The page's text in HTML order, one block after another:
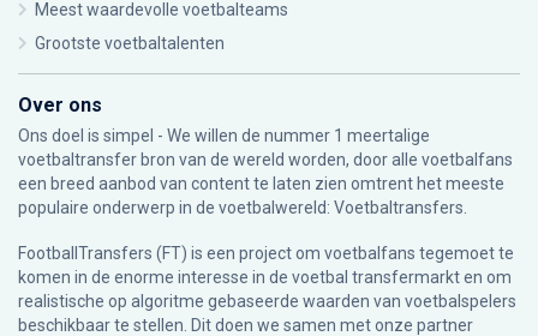
Meest waardevolle voetbalteams
Grootste voetbaltalenten
Over ons
Ons doel is simpel - We willen de nummer 1 meertalige
voetbaltransfer bron van de wereld worden, door alle voetbalfans
een breed aanbod van content te laten zien omtrent het meeste
populaire onderwerp in de voetbalwereld: Voetbaltransfers.
FootballTransfers (FT) is een project om voetbalfans tegemoet te
komen in de enorme interesse in de voetbal transfermarkt en om
realistische op algoritme gebaseerde waarden van voetbalspelers
beschikbaar te stellen. Dit doen we samen met onze partner